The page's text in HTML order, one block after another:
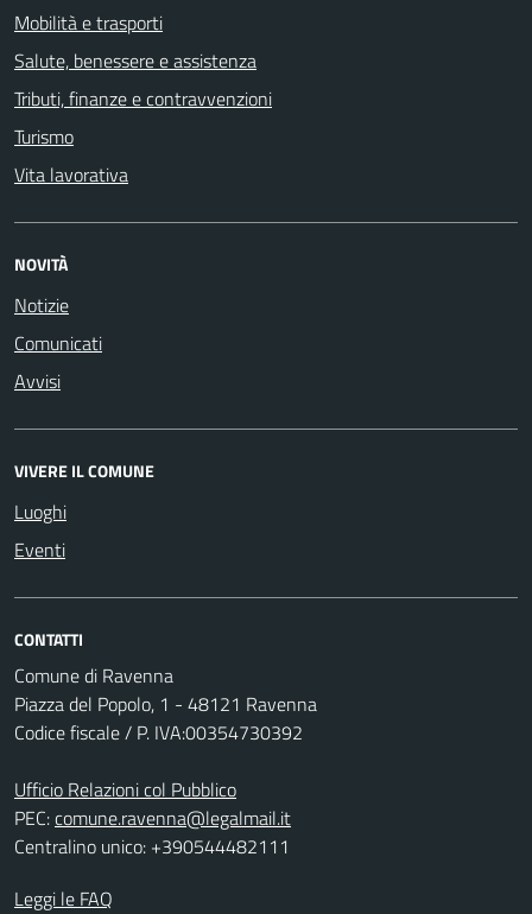
Mobilità e trasporti
Salute, benessere e assistenza
Tributi, finanze e contravvenzioni
Turismo
Vita lavorativa
NOVITÀ
Notizie
Comunicati
Avvisi
VIVERE IL COMUNE
Luoghi
Eventi
CONTATTI
Comune di Ravenna
Piazza del Popolo, 1 - 48121 Ravenna
Codice fiscale / P. IVA:00354730392
Ufficio Relazioni col Pubblico
PEC:comune.ravenna@legalmail.it
Centralino unico: +390544482111
Leggi le FAQ